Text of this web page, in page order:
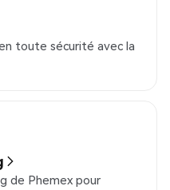
toute sécurité avec la
de Phemex pour